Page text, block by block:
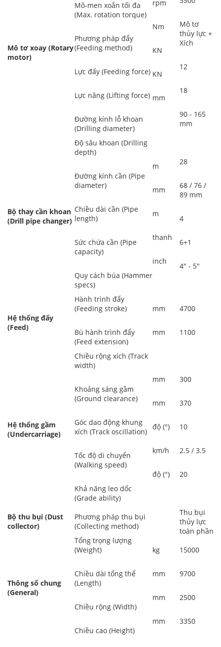
Mô tơ xoay (Rotary
motor)
Mô-men xoắn tối đa
(Max. rotation torque)
Phương pháp đẩy
(Feeding method)
Lực đẩy (Feeding force)
Lực nâng (Lifting force)
Đường kính lỗ khoan
(Drilling diameter)
rpm
Nm
KN
KN
mm
Mô tơ
thủy lực +
Xích
12
18
90 - 165
mm
Bộ thay cần khoan
(Drill pipe changer)
Độ sâu khoan (Drilling
depth)
Đường kính cần (Pipe
diameter)
Chiều dài cần (Pipe
length)
Sức chứa cần (Pipe
capacity)
Quy cách búa (Hammer
specs)
m
mm
m
thanh
inch
28
68 / 76 /
89 mm
4
6+1
4" - 5"
Hệ thống đẩy
(Feed)
Hành trình đẩy
(Feeding stroke)
Bù hành trình đẩy
(Feed extension)
mm
mm
4700
1100
Hệ thống gầm
(Undercarriage)
Chiều rộng xích (Track
width)
Khoảng sáng gầm
(Ground clearance)
Góc dao động khung
xích (Track oscillation)
Tốc độ di chuyển
(Walking speed)
Khả năng leo dốc
(Grade ability)
mm
mm
độ (°)
km/h
độ (°)
300
370
10
2.5 / 3.5
20
Bộ thu bụi (Dust
collector)
Phương pháp thu bụi
(Collecting method)
Thu bụi
thủy lực
toàn phần
Thông số chung
(General)
Tổng trọng lượng
(Weight)
Chiều dài tổng thể
(Length)
Chiều rộng (Width)
Chiều cao (Height)
kg
mm
mm
mm
15000
9700
2500
3350